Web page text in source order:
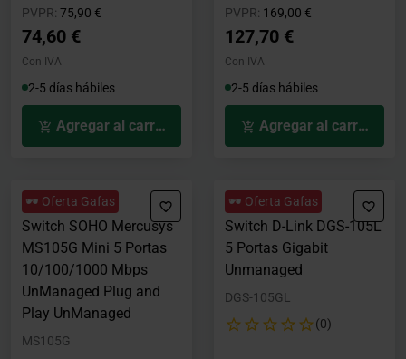
PVPR: Precio rebajado desde
75,90 €
74,60 €
Con IVA
2-5 días hábiles
Agregar al carrito
PVPR: Precio rebajado desde
169,00 €
127,70 €
Con IVA
2-5 días hábiles
Agregar al carrito
🕶️ Oferta Gafas
Switch SOHO Mercusys
MS105G Mini 5 Portas
10/100/1000 Mbps
UnManaged Plug and
Play UnManaged
MS105G
🕶️ Oferta Gafas
Switch D-Link DGS-105L
5 Portas Gigabit
Unmanaged
DGS-105GL
(0)